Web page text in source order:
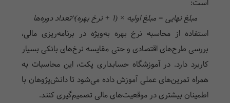
است:
مبلغ نهایی = مبلغ اولیه × (1 + نرخ بهره)^تعداد دوره‌ها
استفاده از محاسبه نرخ بهره به‌ویژه در برنامه‌ریزی مالی،
بررسی طرح‌های اقتصادی و حتی مقایسه نرخ‌های بانکی بسیار
کاربرد دارد. در آموزشگاه حسابداری پکت، این محاسبات به
همراه تمرین‌های عملی آموزش داده می‌شود تا دانش‌پژوهان با
اطمینان بیشتری در موقعیت‌های مالی تصمیم‌گیری کنند.